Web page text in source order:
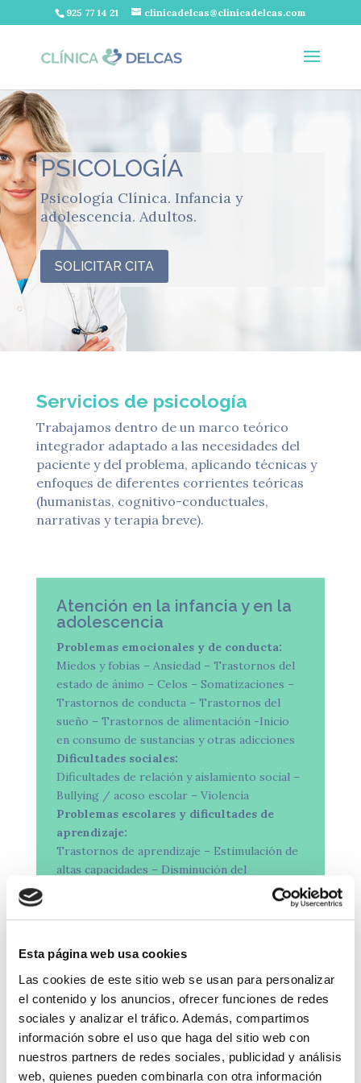
Esta página web usa cookies
Las cookies de este sitio web se usan para personalizar
el contenido y los anuncios, ofrecer funciones de redes
sociales y analizar el tráfico. Además, compartimos
información sobre el uso que haga del sitio web con
nuestros partners de redes sociales, publicidad y análisis
web, quienes pueden combinarla con otra información
925 77 14 21 clinicadelcas@clinicadelcas.com
PSICOLOGÍA
Psicología Clínica. Infancia y
adolescencia. Adultos.
SOLICITAR CITA
Servicios de psicología
Trabajamos dentro de un marco teórico
integrador adaptado a las necesidades del
paciente y del problema, aplicando técnicas y
enfoques de diferentes corrientes teóricas
(humanistas, cognitivo-conductuales,
narrativas y terapia breve).
Atención en la infancia y en la
adolescencia
Problemas emocionales y de conducta:
Miedos y fobias – Ansiedad – Trastornos del
estado de ánimo – Celos – Somatizaciones –
Trastornos de conducta – Trastornos del
sueño – Trastornos de alimentación -Inicio
en consumo de sustancias y otras adicciones
Dificultades sociales:
Dificultades de relación y aislamiento social –
Bullying / acoso escolar – Violencia
Problemas escolares y dificultades de
aprendizaje:
Trastornos de aprendizaje – Estimulación de
altas capacidades – Disminución del
Enuresis – Encopresis.
Estimulación – Orientación padres
Trastorno por déficit de atención
con /sin hiperactividad
Desarrollo personal:
Orientación vocacional – Creatividad –
Autoestima – Inteligencia emocional –
Habilidades sociales – Técnicas de estudio